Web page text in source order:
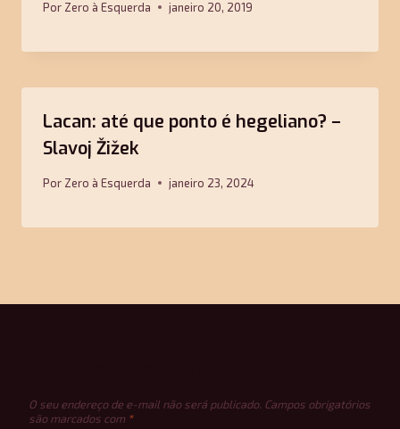
Por Zero à Esquerda janeiro 20, 2019
Lacan: até que ponto é hegeliano? –
Slavoj Žižek
Por Zero à Esquerda janeiro 23, 2024
O seu endereço de e-mail não será publicado. Campos obrigatórios
são marcados com *